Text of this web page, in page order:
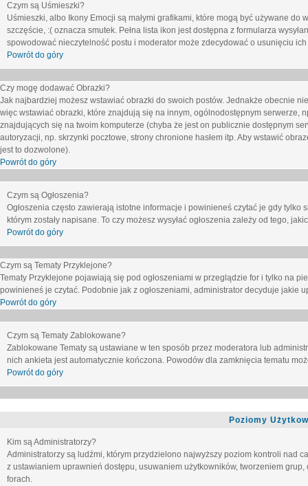
Czym są Uśmieszki?
Uśmieszki, albo Ikony Emocji są małymi grafikami, które mogą być używane
szczęście, :( oznacza smutek. Pełna lista ikon jest dostępna z formularza
spowodować nieczytelność postu i moderator może zdecydować o usunięciu ich
Powrót do góry
Czy mogę dodawać Obrazki?
Jak najbardziej możesz wstawiać obrazki do swoich postów. Jednakże obecnie
więc wstawiać obrazki, które znajdują się na innym, ogólnodostępnym serwerze,
znajdujących się na twoim komputerze (chyba że jest on publicznie dostępnym
autoryzacji, np. skrzynki pocztowe, strony chronione hasłem itp. Aby wstawić
jest to dozwolone).
Powrót do góry
Czym są Ogłoszenia?
Ogłoszenia często zawierają istotne informacje i powinieneś czytać je gdy
którym zostały napisane. To czy możesz wysyłać ogłoszenia zależy od tego,
Powrót do góry
Czym są Tematy Przyklejone?
Tematy Przyklejone pojawiają się pod ogłoszeniami w przeglądzie for i tylko na
powinieneś je czytać. Podobnie jak z ogłoszeniami, administrator decyduje
Powrót do góry
Czym są Tematy Zablokowane?
Zablokowane Tematy są ustawiane w ten sposób przez moderatora lub
nich ankieta jest automatycznie kończona. Powodów dla zamknięcia tematu
Powrót do góry
Poziomy
Kim są Administratorzy?
Administratorzy są ludźmi, którym przydzielono najwyższy poziom kontroli nad
z ustawianiem uprawnień dostępu, usuwaniem użytkowników, tworzeniem
forach.